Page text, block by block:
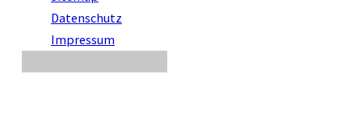
Datenschutz
Impressum